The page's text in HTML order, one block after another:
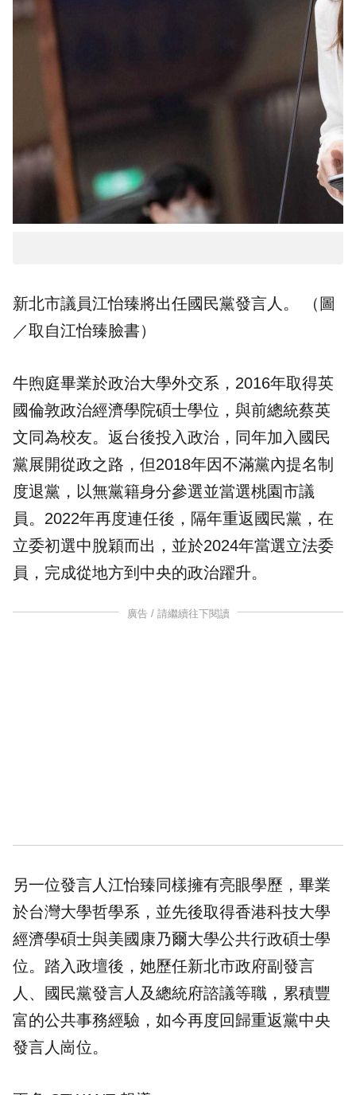
新北市議員江怡臻將出任國民黨發言人。 （圖
／取自江怡臻臉書）
牛煦庭畢業於政治大學外交系，2016年取得英
國倫敦政治經濟學院碩士學位，與前總統蔡英
文同為校友。返台後投入政治，同年加入國民
黨展開從政之路，但2018年因不滿黨內提名制
度退黨，以無黨籍身分參選並當選桃園市議
員。2022年再度連任後，隔年重返國民黨，在
立委初選中脫穎而出，並於2024年當選立法委
員，完成從地方到中央的政治躍升。
廣告 / 請繼續往下閱讀
另一位發言人江怡臻同樣擁有亮眼學歷，畢業
於台灣大學哲學系，並先後取得香港科技大學
經濟學碩士與美國康乃爾大學公共行政碩士學
位。踏入政壇後，她歷任新北市政府副發言
人、國民黨發言人及總統府諮議等職，累積豐
富的公共事務經驗，如今再度回歸重返黨中央
發言人崗位。